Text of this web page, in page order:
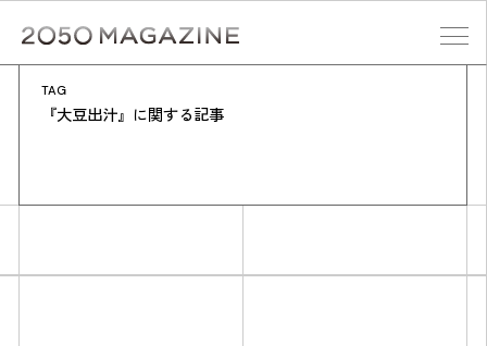
content
TAG
『大豆出汁』に関する記事